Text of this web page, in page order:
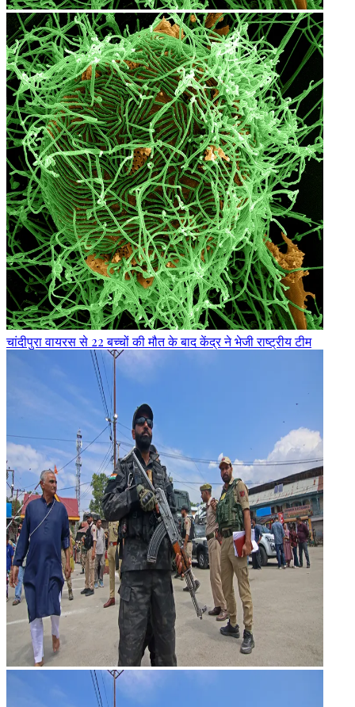
चांदीपुरा वायरस से 22 बच्चों की मौत के बाद केंद्र ने भेजी राष्ट्रीय टीम